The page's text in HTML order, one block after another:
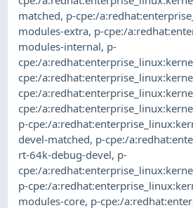
matched, p-cpe:/
modules-extra, p-cpe:/
modules-internal, p-
cpe:/
cpe:/
cpe:/
cpe:/
p-cpe:/
devel-matched, p-cpe:/
rt-64k-debug-devel, p-
cpe:/
p-cpe:/
modules-core, p-cpe:/